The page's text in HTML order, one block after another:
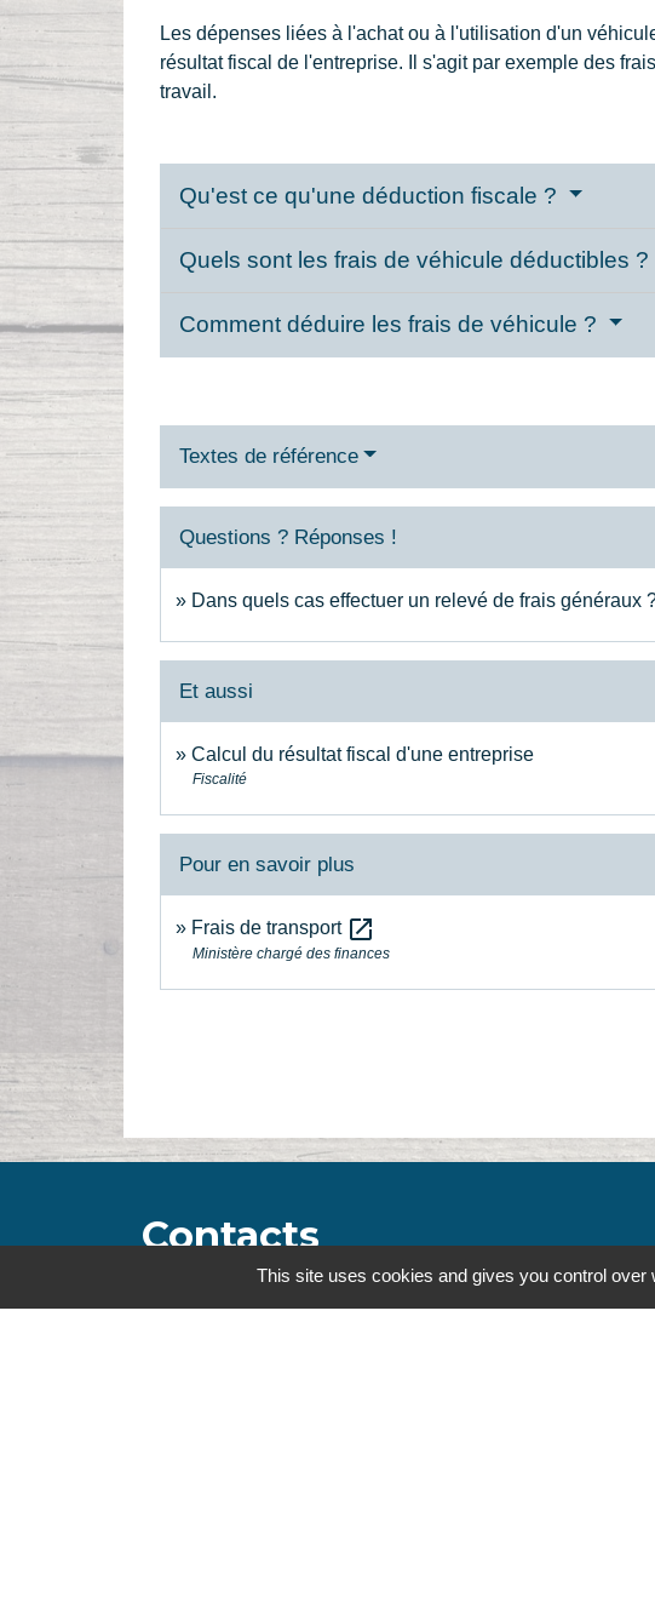
Les dépenses liées à l'achat ou à l'utilisation d'un
résultat fiscal de l'entreprise. Il s'agit par exemple des
travail.
Qu'est ce qu'une déduction fiscale ?
Quels sont les frais de véhicule déductibles ?
Comment déduire les frais de véhicule ?
Textes de référence
Questions ? Réponses !
Dans quels cas effectuer un relevé de frais généraux
Et aussi
Calcul du résultat fiscal d'une entreprise
Fiscalité
Pour en savoir plus
Frais de transport open_in_new
Ministère chargé des finances
Contacts
This site uses cookies and gives you control over